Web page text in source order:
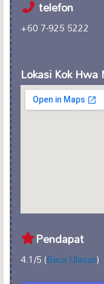
telefon
+60 7-925 5222
Lokasi Kok
Pendapat
4.1/5 (Baca Ulasan)